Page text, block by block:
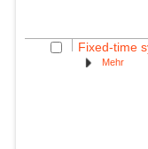
Fixed-time
Mehr